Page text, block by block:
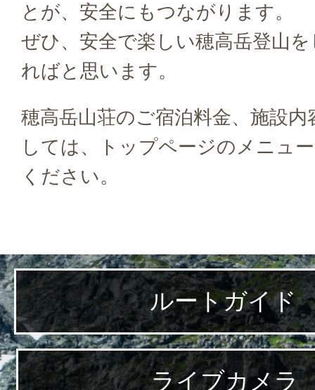
とが、安全にもつながります。
ぜひ、安全で楽しい穂高岳登山
ればと思います。
穂高岳山荘のご宿泊料金、施設
しては、トップページのメニュ
ください。
ルートガイド
ライブカメラ